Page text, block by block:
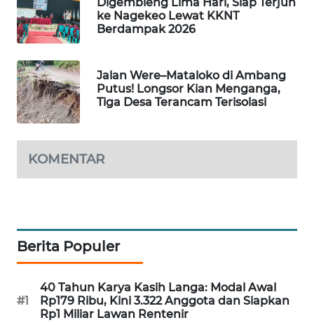
ke Nagekeo Lewat KKNT
Berdampak 2026
Jalan Were–Mataloko di Ambang
Putus! Longsor Kian Menganga,
Tiga Desa Terancam Terisolasi
KOMENTAR
Berita Populer
#1
40 Tahun Karya Kasih Langa: Modal Awal
Rp179 Ribu, Kini 3.322 Anggota dan Siapkan
Rp1 Miliar Lawan Rentenir
LKKI
PORTAL
KONSUMEN
FORWAMKI
ALPERKLINAS
TAMBANG
NEWS
SITUNGIR
NEWS